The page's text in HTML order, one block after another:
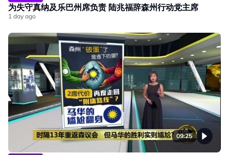
为失守真纳及乐巴州席负责 陆兆福辞森州行动党主席
1 day ago
09:25